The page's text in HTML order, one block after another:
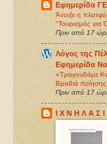
Εφημερίδα
Άνοιξε η
"Τουρισμός για
Πριν από 17
Λόγος της
Εφημερίδα
«Τραγουδάμε
Βραδιά ποίησης
Πριν από 17
Ι Χ Ν Η Λ Α Σ Ι